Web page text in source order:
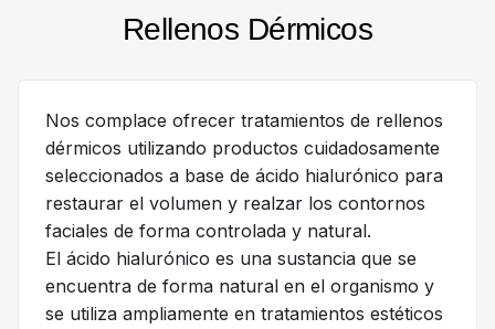
Rellenos Dérmicos
Nos complace ofrecer tratamientos de rellenos
dérmicos utilizando productos cuidadosamente
seleccionados a base de ácido hialurónico para
restaurar el volumen y realzar los contornos
faciales de forma controlada y natural.
El ácido hialurónico es una sustancia que se
encuentra de forma natural en el organismo y
se utiliza ampliamente en tratamientos estéticos